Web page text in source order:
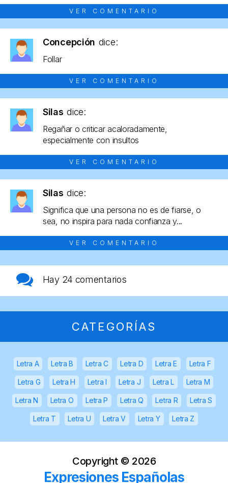
VER COMENTARIO
Concepción dice:
Follar
VER COMENTARIO
Silas dice:
Regañar o criticar acaloradamente,
especialmente con insultos
VER COMENTARIO
Silas dice:
Significa que una persona no es de fiarse, o
sea, no inspira para nada confianza y...
VER COMENTARIO
Hay 24 comentarios
CATEGORÍAS
Letra A Letra B Letra C Letra D Letra E Letra F
Letra G Letra H Letra I Letra J Letra L Letra M
Letra N Letra O Letra P Letra Q Letra R Letra S
Letra T Letra U Letra V Letra Y Letra Z
Copyright © 2026
Expresiones Españolas